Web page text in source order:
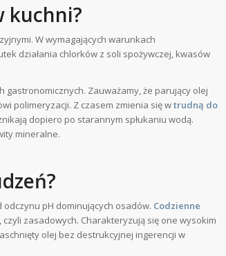
kuchni?
W wymagających warunkach
działania chlorków z soli spożywczej, kwasów
gastronomicznych. Zauważamy, że parujący olej
polimeryzacji. Z czasem zmienia się wtrudną do
dopiero po starannym spłukaniu wodą.
mineralne.
pH dominujących osadów. Codzienne
, czyli zasadowych. Charakteryzują się one wysokim
olej bez destrukcyjnej ingerencji w